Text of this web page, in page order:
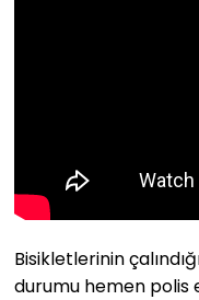
Bisikletlerinin
durumu hemen polis